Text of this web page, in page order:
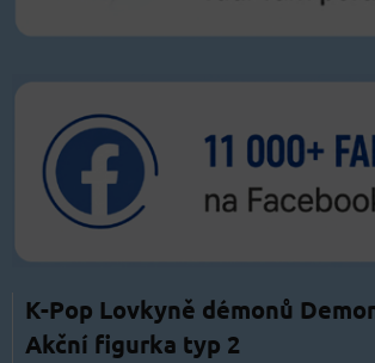
K-Pop Lovkyně démonů
Akční figurka typ 2